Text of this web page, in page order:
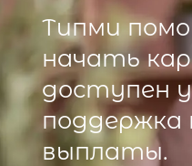
Типми
начать
доступен
выплаты.